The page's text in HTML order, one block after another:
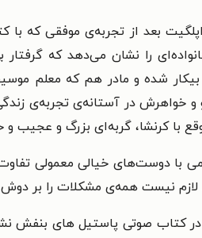
بعد از تجربه‌ی موفقی که
را نشان می‌دهد که گرفتار
بیکار شده و مادر هم که معلم
خواهرش در آستانه‌ی تجربه‌ی
با کرنشا، گربه‌ای بزرگ و عجیب و
با دوست‌های خیالی معمولی
لازم نیست همه‌ی مشکلات را بر دوش
در کتاب صوتی پاستیل های بنفش